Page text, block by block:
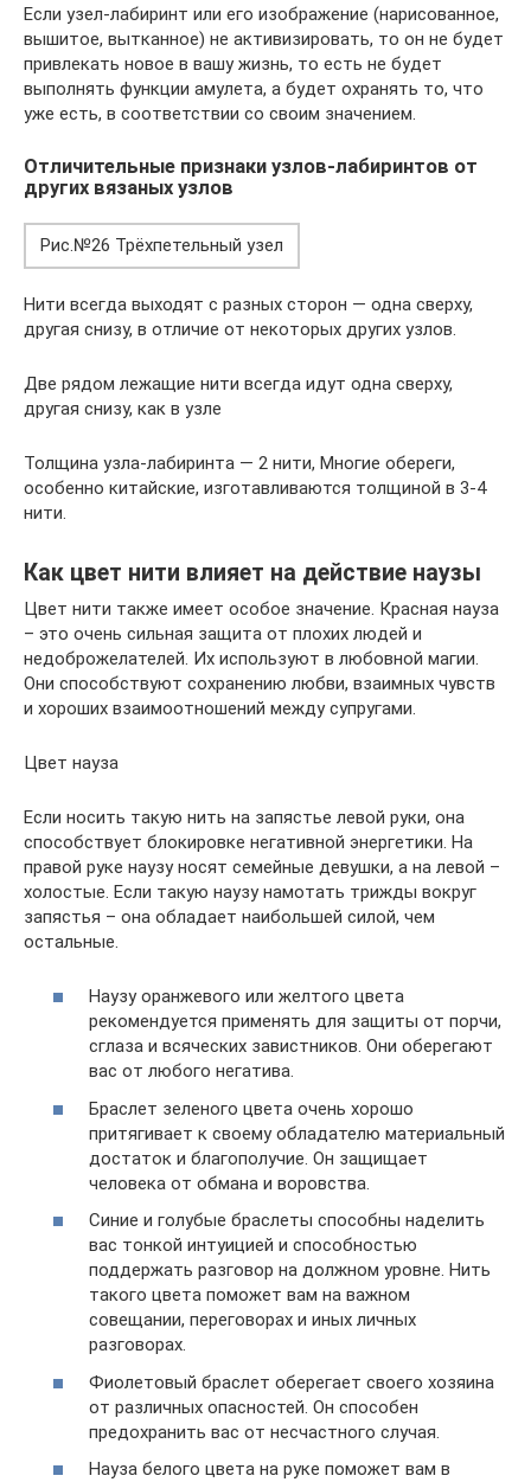
Если узел-лабиринт или его изображение (нарисованное,
вышитое, вытканное) не активизировать, то он не будет
привлекать новое в вашу жизнь, то есть не будет
выполнять функции амулета, а будет охранять то, что
уже есть, в соответствии со своим значением.
Отличительные признаки узлов-лабиринтов от
других вязаных узлов
Рис.№26 Трёхпетельный узел
Нити всегда выходят с разных сторон — одна сверху,
другая снизу, в отличие от некоторых других узлов.
Две рядом лежащие нити всегда идут одна сверху,
другая снизу, как в узле
Толщина узла-лабиринта — 2 нити, Многие обереги,
особенно китайские, изготавливаются толщиной в 3-4
нити.
Как цвет нити влияет на действие наузы
Цвет нити также имеет особое значение. Красная науза
– это очень сильная защита от плохих людей и
недоброжелателей. Их используют в любовной магии.
Они способствуют сохранению любви, взаимных чувств
и хороших взаимоотношений между супругами.
Цвет науза
Если носить такую нить на запястье левой руки, она
способствует блокировке негативной энергетики. На
правой руке наузу носят семейные девушки, а на левой –
холостые. Если такую наузу намотать трижды вокруг
запястья – она обладает наибольшей силой, чем
остальные.
Наузу оранжевого или желтого цвета
рекомендуется применять для защиты от порчи,
сглаза и всяческих завистников. Они оберегают
вас от любого негатива.
Браслет зеленого цвета очень хорошо
притягивает к своему обладателю материальный
достаток и благополучие. Он защищает
человека от обмана и воровства.
Синие и голубые браслеты способны наделить
вас тонкой интуицией и способностью
поддержать разговор на должном уровне. Нить
такого цвета поможет вам на важном
совещании, переговорах и иных личных
разговорах.
Фиолетовый браслет оберегает своего хозяина
от различных опасностей. Он способен
предохранить вас от несчастного случая.
Науза белого цвета на руке поможет вам в